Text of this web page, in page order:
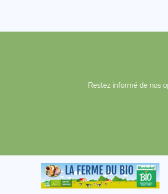
Restez informé de nos